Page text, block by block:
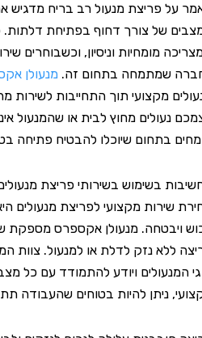
פריצת מנעול רב בריח מדגיש את
של צורך דחוף בפתיחת דלתות.
מומחיות וניסיון, וכשבוחרים שירות
שמתמחה בתחום זה.מנעולן אקספרס
מקצועי תוך התחייבות לשירות מהיר
מחוץ לבית או שהמנעול אינו
בתחום שיוכלו להבטיח פתיחה בטוחה
בשימוש בשירותי פריצת מנעולים
מקצועי לפריצת מנעולים היא
מנעולן אקספרס מספקת
נזק לדלת או למנעול. צוות
ויודע להתמודד עם כל מצב
ניתן להיות בטוחים שהעבודה תתבצע